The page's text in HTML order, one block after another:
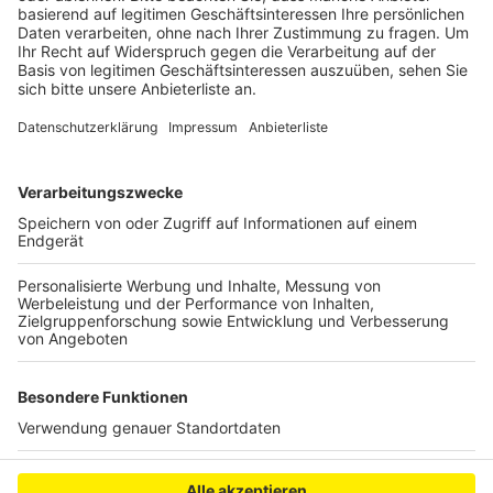
Anzeige
Anzeige
dann Samstag bis 19 und Sonntag bis 18 Uhr